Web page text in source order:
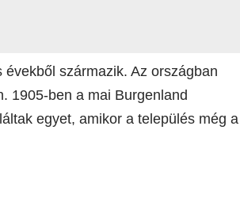
származik. Az országban
1905-ben a mai Burgenland
egyet, amikor a település még a